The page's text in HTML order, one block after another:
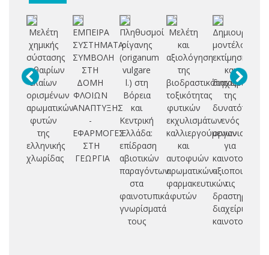
Μελέτη
χημικής
σύστασης
αιθαιρίων
ελαίων
ορισμένων
αρωματικών
φυτών
της
ελληνικής
χλωρίδας
ΕΜΠΕΙΡΑ
ΣΥΣΤΗΜΑΤΑ:
ΣΥΜΒΟΛΗ
ΣΤΗ
ΔΟΜΗ
ΦΛΟΙΩΝ
ΑΝΑΠΤΥΞΗΣ
-
ΕΦΑΡΜΟΓΕΣ
ΣΤΗ
ΓΕΩΡΓΙΑ
Πληθυσμοί
ρίγανης
(origanum
vulgare
l.) στη
Βόρεια
και
Κεντρική
Ελλάδα:
επίδραση
αβιοτικών
παραγόντων
στα
φαινοτυπικά
γνωρίσματά
τους
Μελέτη
και
αξιολόγηση
της
βιοδραστικότητας-
τοξικότητας
φυτικών
εκχυλισμάτων
καλλιεργούμενων
και
αυτοφυών
αρωματικών-
φαρμακευτικών
φυτών
Δημιουργία
μοντέλου
εκτίμησης
και
διαχείρισης
της
δυνατότητας
ενός
οργανισμού
για
καινοτομία
αξιοποιώντας
τις
διαχείρισης
καινοτομίας